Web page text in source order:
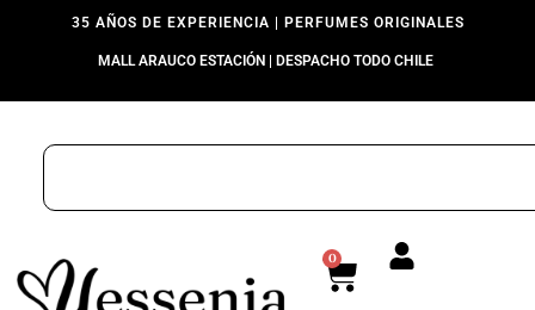
35 AÑOS DE EXPERIENCIA | PERFUMES ORIGINALES
MALL ARAUCO ESTACIÓN | DESPACHO TODO CHILE
0